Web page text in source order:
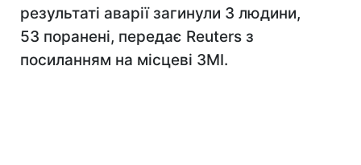
результаті аварії загинули 3 людини,
53 поранені, передає Reuters з
посиланням на місцеві ЗМІ.